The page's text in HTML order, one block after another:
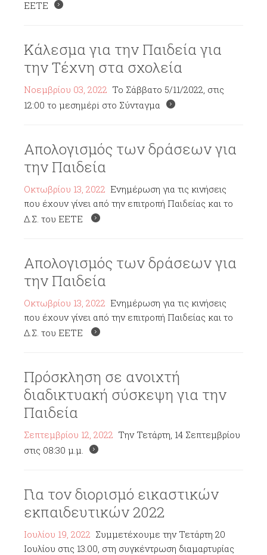
ΕΕΤΕ
Κάλεσμα για την Παιδεία για
την Τέχνη στα σχολεία
Νοεμβρίου 03, 2022 To Σάββατο 5/11/2022, στις
12:00 το μεσημέρi στο Σύνταγμα
Απολογισμός των δράσεων για
την Παιδεία
Οκτωβρίου 13, 2022 Ενημέρωση για τις κινήσεις
που έχουν γίνει από την επιτροπή Παιδείας και το
Δ.Σ. του ΕΕΤΕ
Απολογισμός των δράσεων για
την Παιδεία
Οκτωβρίου 13, 2022 Ενημέρωση για τις κινήσεις
που έχουν γίνει από την επιτροπή Παιδείας και το
Δ.Σ. του ΕΕΤΕ
Πρόσκληση σε ανοιχτή
διαδικτυακή σύσκεψη για την
Παιδεία
Σεπτεμβρίου 12, 2022 Την Τετάρτη, 14 Σεπτεμβρίου
στις 08:30 μ.μ.
Για τον διορισμό εικαστικών
εκπαιδευτικών 2022
Ιουλίου 19, 2022 Συμμετέχουμε την Τετάρτη 20
Ιουλίου στις 13.00, στη συγκέντρωση διαμαρτυρίας